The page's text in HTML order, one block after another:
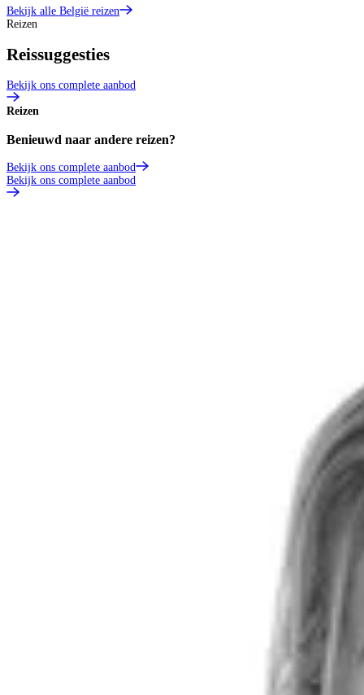
Bekijk alle België reizen
Reizen
Reissuggesties
Bekijk ons complete aanbod
Reizen
Benieuwd naar andere reizen?
Bekijk ons complete aanbod
Bekijk ons complete aanbod